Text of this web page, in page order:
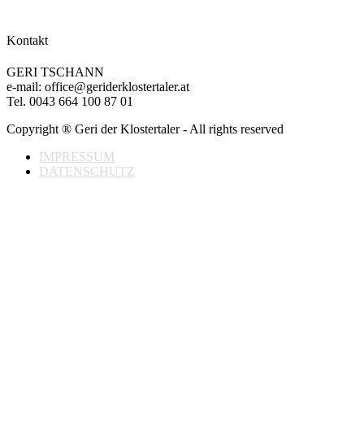
Kontakt
GERI TSCHANN
e-mail: office@geriderklostertaler.at
Tel. 0043 664 100 87 01
Copyright ® Geri der Klostertaler - All rights reserved
IMPRESSUM
DATENSCHUTZ